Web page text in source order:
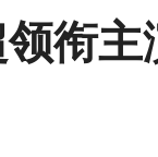
衔